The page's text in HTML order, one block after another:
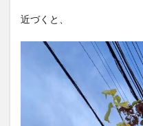
近づくと、